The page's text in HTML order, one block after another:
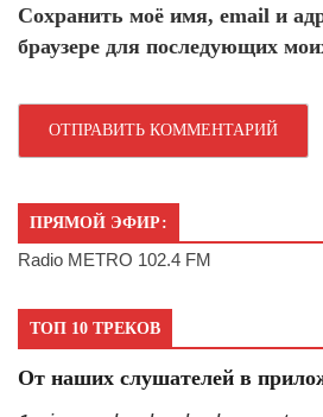
Сохранить моё имя, email и
браузере для последующих
ПРЯМОЙ ЭФИР:
Radio METRO 102.4 FM
ТОП 10 ТРЕКОВ
От наших слушателей в